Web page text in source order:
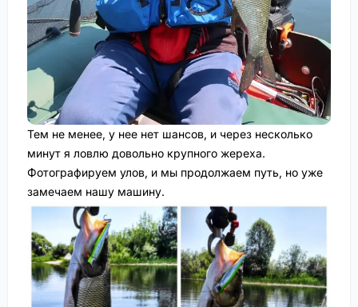
Тем не менее, у нее нет шансов, и через несколько
минут я ловлю довольно крупного жереха.
Фотографируем улов, и мы продолжаем путь, но уже
замечаем нашу машину.